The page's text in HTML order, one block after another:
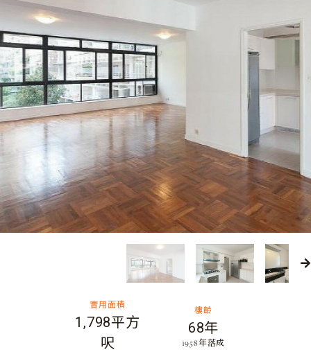
實用面積
1,798平方
呎
樓齡
68年
​1958年落成